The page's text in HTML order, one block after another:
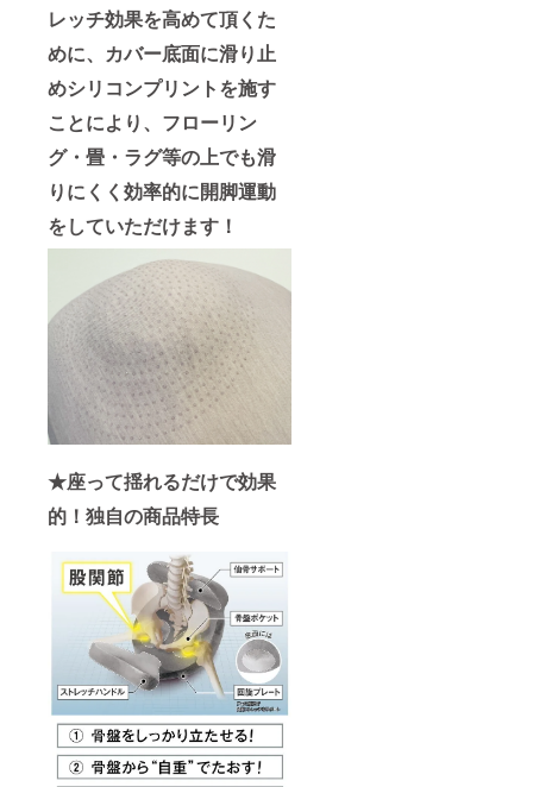
レッチ効果を高めて頂くた
めに、カバー底面に滑り止
めシリコンプリントを施す
ことにより、フローリン
グ・畳・ラグ等の上でも滑
りにくく効率的に開脚運動
をしていただけます！
★座って揺れるだけで効果
的！独自の商品特長